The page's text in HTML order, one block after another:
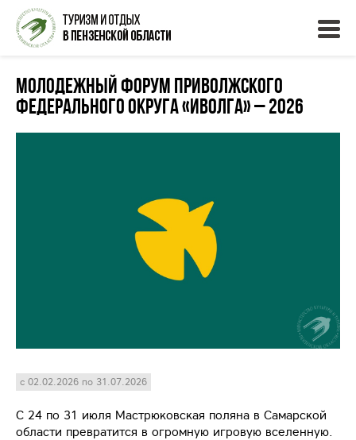
Молодежный форум Приволжского
федерального округа «иВолга» – 2026
с 02.02.2026 по 31.07.2026
С 24 по 31 июля Мастрюковская поляна в Самарской
области превратится в огромную игровую вселенную.